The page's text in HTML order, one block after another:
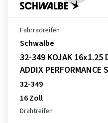
Fahrradreifen
Schwalbe
32-349 KOJAK 16x1.25
ADDIX PERFORMANCE
32-349
16 Zoll
Drahtreifen